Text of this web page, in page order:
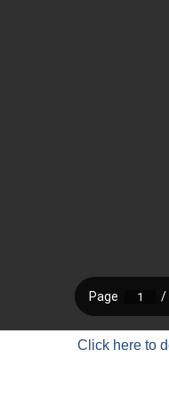
Click here to